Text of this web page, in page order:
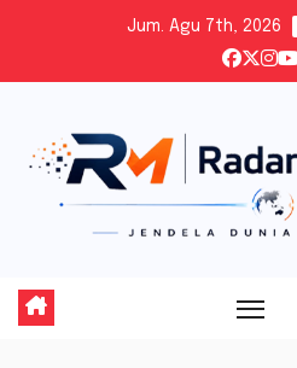
content
Jum. Agu 7th, 2026